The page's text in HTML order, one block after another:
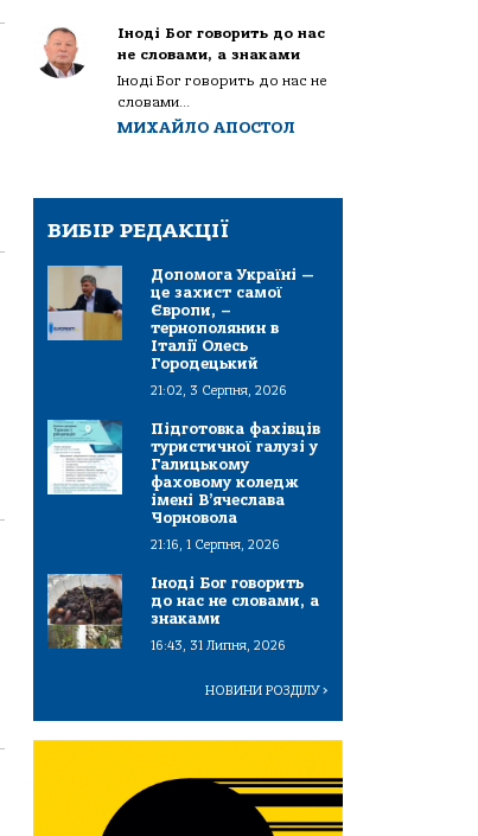
Іноді Бог говорить до нас
не словами, а знаками
Іноді Бог говорить до нас не
словами...
МИХАЙЛО АПОСТОЛ
ВИБІР РЕДАКЦІЇ
Допомога Україні —
це захист самої
Європи, –
тернополянин в
Італії Олесь
Городецький
21:02, 3 Серпня, 2026
Підготовка фахівців
туристичної галузі у
Галицькому
фаховому коледж
імені В’ячеслава
Чорновола
21:16, 1 Серпня, 2026
Іноді Бог говорить
до нас не словами, а
знаками
16:43, 31 Липня, 2026
НОВИНИ РОЗДІЛУ>